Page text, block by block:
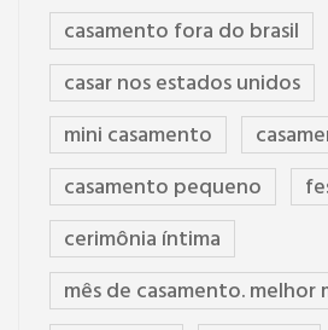
casamento fora do brasil
casar nos estados unidos
mini casamento
casamento pequeno
cerimônia íntima
mês de casamento. melhor